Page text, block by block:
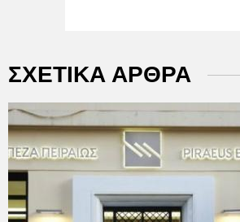
ΣΧΕΤΙΚΑ ΑΡΘΡΑ